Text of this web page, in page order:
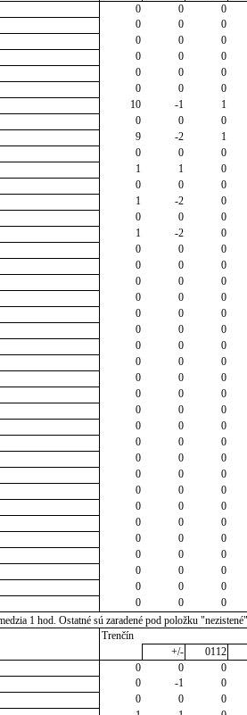
0 0 0
0 0 0
0 0 0
0 0 0
0 0 0
0 0 0
10 -1 1
0 0 0
9 -2 1
0 0 0
1 1 0
0 0 0
1 -2 0
0 0 0
1 -2 0
0 0 0
0 0 0
0 0 0
0 0 0
0 0 0
0 0 0
0 0 0
0 0 0
0 0 0
0 0 0
0 0 0
0 0 0
0 0 0
0 0 0
0 0 0
0 0 0
0 0 0
0 0 0
0 0 0
0 0 0
0 0 0
0 0 0
0 0 0
1 hod. Ostatné sú zaradené pod položku "nezistené"
Trenčín
+/-
0112
0 0 0
0 -1 0
0 0 0